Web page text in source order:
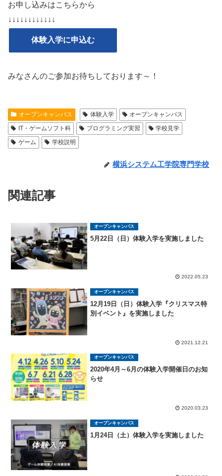
お申し込みはこちらから
↓↓↓↓↓↓↓↓↓↓↓↓
体験入学に申込む
みなさんのご参加お待ちしております～！
オープンキャンパス 体験入学
オープンキャンパス
IT・ゲームソフト科
プログラミング実習
学校見学
ゲーム
学校説明
横浜システム工学院専門学校
関連記事
オープンキャンパス
5月22日（日）体験入学を実施しました
2022.05.23
オープンキャンパス
12月19日（日）体験入学『クリスマス特
別イベント』を実施しました
2021.12.21
オープンキャンパス
2020年4月～6月の体験入学開催日のお知
らせ
2020.03.23
オープンキャンパス
1月24日（土）体験入学を実施しました